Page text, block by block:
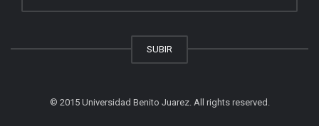
SUBIR
© 2015 Universidad Benito Juarez. All rights reserved.